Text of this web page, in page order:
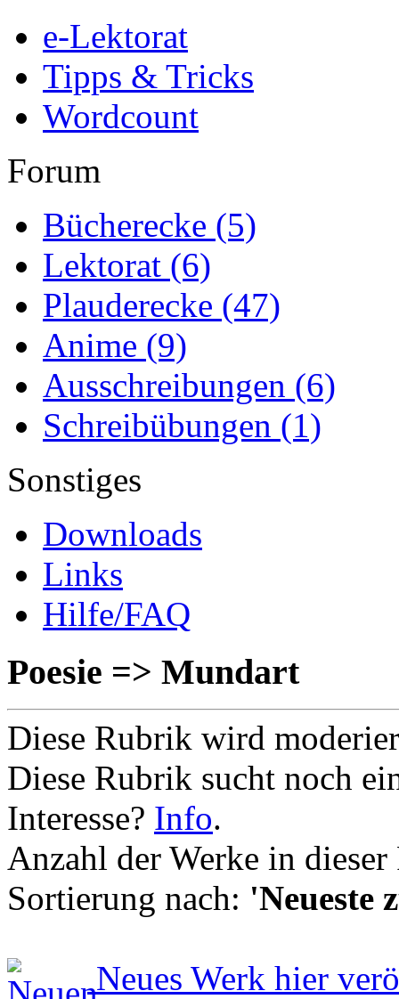
e-Lektorat
Tipps & Tricks
Wordcount
Forum
Bücherecke (5)
Lektorat (6)
Plauderecke (47)
Anime (9)
Ausschreibungen (6)
Schreibübungen (1)
Sonstiges
Downloads
Links
Hilfe/FAQ
Poesie => Mundart
Diese Rubrik wird
Diese Rubrik sucht noch
Interesse? Info.
Anzahl der Werke in
Sortierung nach: 'Neueste
Neues Werk hier